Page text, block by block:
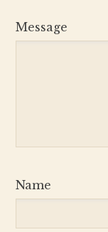
Message
Name